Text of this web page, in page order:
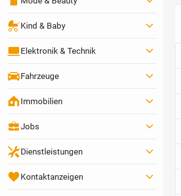
Kind & Baby
Elektronik & Technik
Fahrzeuge
Immobilien
Jobs
Dienstleistungen
Kontaktanzeigen